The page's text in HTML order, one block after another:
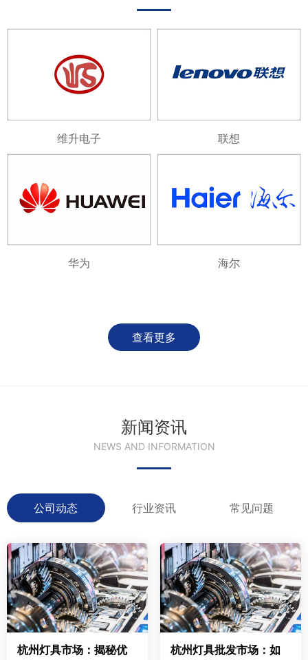
维升电子 联想
华为 海尔
查看更多
新闻资讯
NEWS AND INFORMATION
公司动态 行业资讯 常见问题
杭州灯具市场：揭秘优
杭州灯具批发市场：如